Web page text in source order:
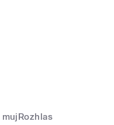
mujRozhlas